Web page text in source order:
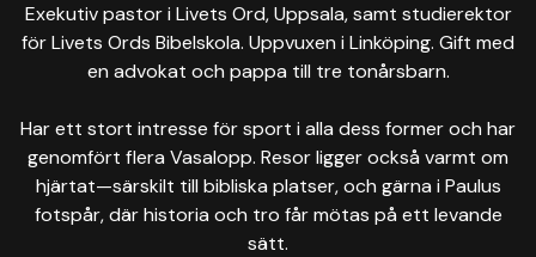
Exekutiv pastor i Livets Ord, Uppsala, samt studierektor
för Livets Ords Bibelskola. Uppvuxen i Linköping. Gift med
en advokat och pappa till tre tonårsbarn.
Har ett stort intresse för sport i alla dess former och har
genomfört flera Vasalopp. Resor ligger också varmt om
hjärtat—särskilt till bibliska platser, och gärna i Paulus
fotspår, där historia och tro får mötas på ett levande
sätt.